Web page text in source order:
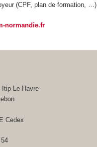
(CPF, plan de formation, …)
normandie.fr
Itip Le Havre
Cedex